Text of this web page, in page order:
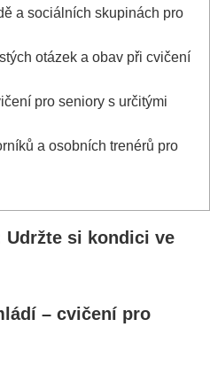
a sociálních skupinách pro
otázek a obav při cvičení
pro seniory s určitými
a osobních trenérů pro
si kondici ve
– cvičení pro